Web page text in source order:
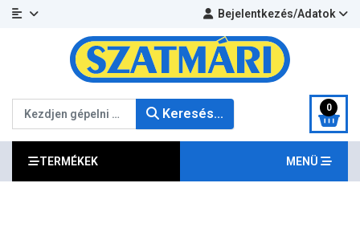
Bejelentkezés/Adatok
Keresés... 0
TERMÉKEK MENÜ